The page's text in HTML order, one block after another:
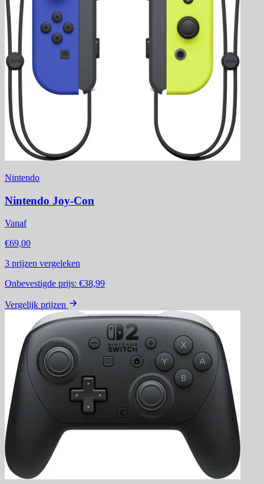
Nintendo
Nintendo Joy-Con
Vanaf
€69,00
3 prijzen vergeleken
Onbevestigde prijs: €38,99
Vergelijk prijzen